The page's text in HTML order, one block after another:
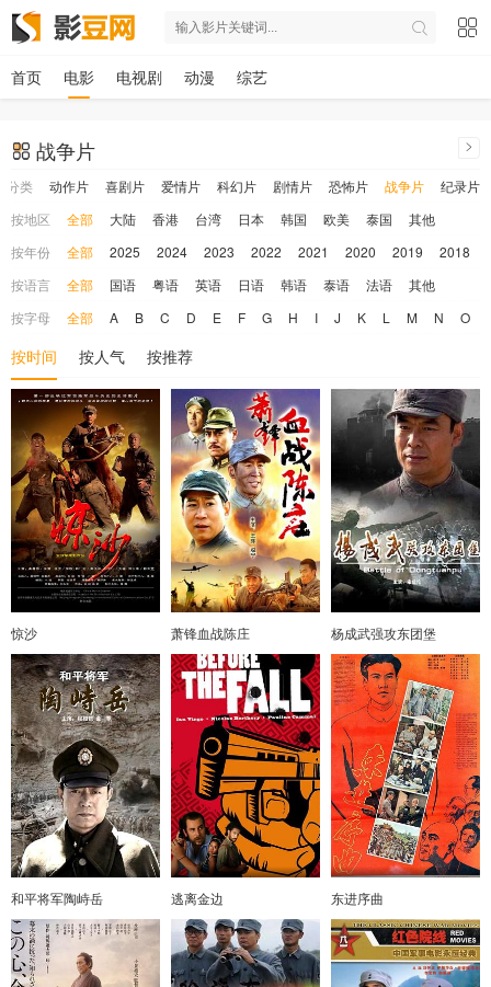
首页 电影 电视剧 动漫 综艺
战争片
分类 动作片 喜剧片 爱情片 科幻片 剧情片 恐怖片 战争片
纪录片
按地区
全部 大陆 香港 台湾 日本 韩国 欧美 泰国
其他
按年份
全部 2025 2024 2023 2022 2021 2020 2019 2018
按语言
全部 国语 粤语 英语 日语 韩语 泰语 法语
其他
按字母
全部 A B C D E F G H I J K L M N O
按时间 按人气 按推荐
惊沙 萧锋血战陈庄 杨成武强攻东团堡
和平将军陶峙岳 逃离金边 东进序曲